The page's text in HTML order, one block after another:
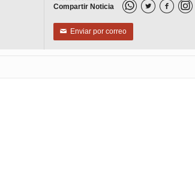
Compartir Noticia  
✉ Enviar por correo